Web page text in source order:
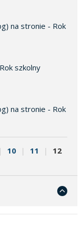
na stronie - Rok
szkolny
na stronie - Rok
| 10 | 11 |
12